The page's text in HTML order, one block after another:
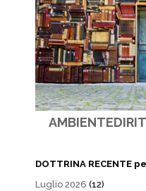
DOTTRINA RECENTE
Luglio 2026 (12)